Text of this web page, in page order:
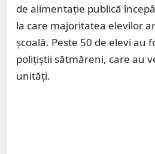
de alimentație publică
la care majoritatea elevilor
școală. Peste 50 de elevi au
polițiștii sătmăreni, care au
unități.